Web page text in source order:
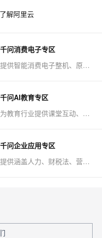
了解阿里云
千问消费电子专区
提供智能消费电子整机、原子能力等AI方案
千问AI教育专区
为教育行业提供课堂互动、课程制作等AI方案
千问企业应用专区
提供涵盖人力、财税法、营销、客服等AI方案